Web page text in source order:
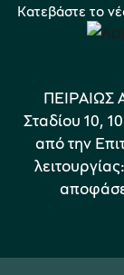
Κατεβάστε το
ΠΕΙΡΑΙΩΣ
Σταδίου 10,
από την